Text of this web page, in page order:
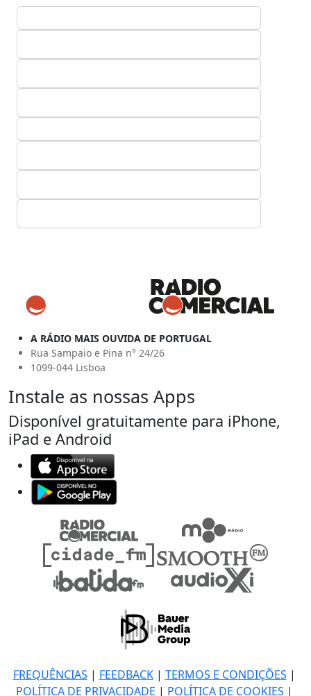
A RÁDIO MAIS OUVIDA DE PORTUGAL
Rua Sampaio e Pina n° 24/26
1099-044 Lisboa
Instale as nossas Apps
Disponível gratuitamente para iPhone,
iPad e Android
FREQUÊNCIAS | FEEDBACK| TERMOS E CONDIÇÕES |
POLÍTICA DE PRIVACIDADE | POLÍTICA DE COOKIES |